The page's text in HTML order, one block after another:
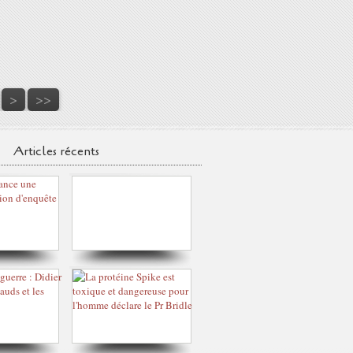
70
80
> >>
Articles récents